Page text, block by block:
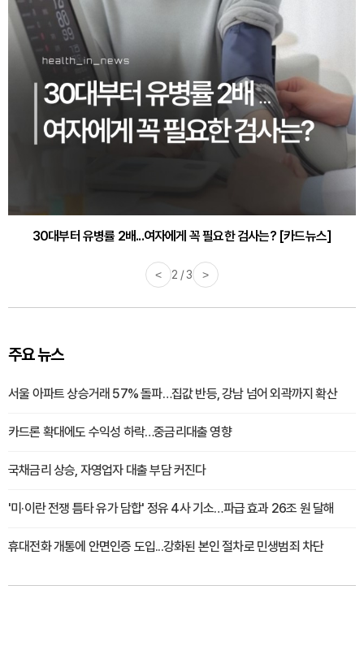
30대부터 유병률 2배...여자에게 꼭 필요한 검사는? [카드뉴스]
< 2 / 3 >
주요 뉴스
서울 아파트 상승거래 57% 돌파…집값 반등, 강남 넘어 외곽까지 확산
카드론 확대에도 수익성 하락…중금리대출 영향
국채금리 상승, 자영업자 대출 부담 커진다
'미·이란 전쟁 틈타 유가 담합' 정유 4사 기소…파급 효과 26조 원 달해
휴대전화 개통에 안면인증 도입...강화된 본인 절차로 민생범죄 차단